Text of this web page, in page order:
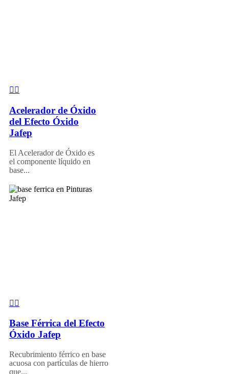
Acelerador de Óxido
del Efecto Óxido
Jafep
El Acelerador de Óxido es
el componente líquido en
base...
Base Férrica del Efecto
Óxido Jafep
Recubrimiento férrico en base
acuosa con partículas de hierro
que...